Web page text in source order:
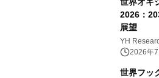
2026：
展望
YH
2026年
世界フッ